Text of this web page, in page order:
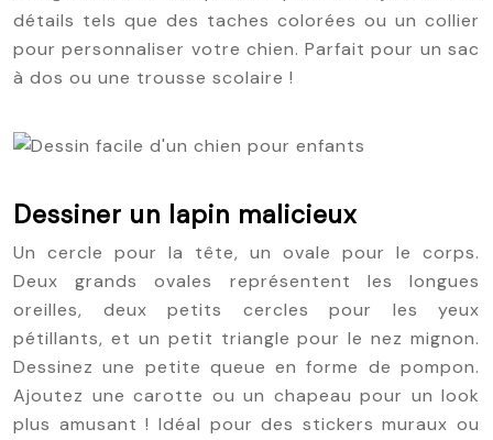
détails tels que des taches colorées ou un collier
pour personnaliser votre chien. Parfait pour un sac
à dos ou une trousse scolaire !
Dessiner un lapin malicieux
Un cercle pour la tête, un ovale pour le corps.
Deux grands ovales représentent les longues
oreilles, deux petits cercles pour les yeux
pétillants, et un petit triangle pour le nez mignon.
Dessinez une petite queue en forme de pompon.
Ajoutez une carotte ou un chapeau pour un look
plus amusant ! Idéal pour des stickers muraux ou